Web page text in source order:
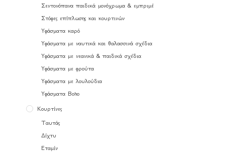
Σεντονόπανα παιδικά μονόχρωμα & εμπριμέ
Στόφες επίπλωσης και κουρτινών
Υφάσματα καρό
Υφάσματα με ναυτικά και θαλασσινά σχέδια
Υφάσματα με νεανικά & παιδικά σχέδια
Υφάσματα με φρούτα
Υφάσματα με λουλούδια
Υφάσματα Boho
Κουρτίνες
Ταυτάς
Δίχτυ
Εταμίν